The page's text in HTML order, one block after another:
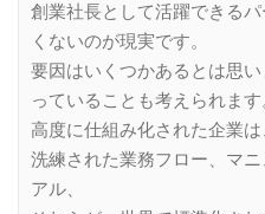
創業社長として活躍できる
くないのが現実です。
要因はいくつかあるとは思
っていることも考えられます
高度に仕組み化された企業は
洗練された業務フロー、マ
アル、